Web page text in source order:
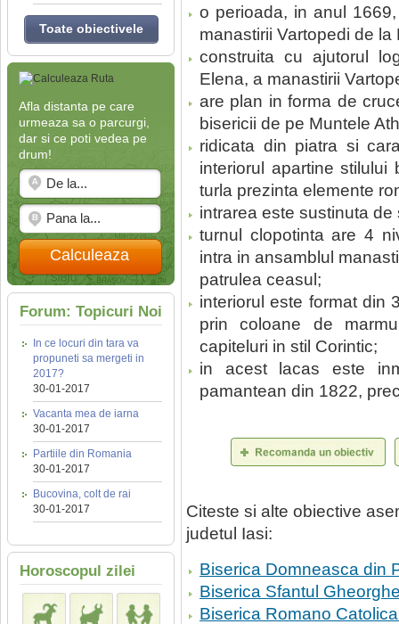
Toate obiectivele
Afla distanta pe care
urmeaza sa o parcurgi,
dar si ce poti vedea pe
drum!
Calculeaza
Forum: Topicuri Noi
In ce locuri din tara va
propuneti sa mergeti in
2017?
30-01-2017
Vacanta mea de iarna
30-01-2017
Partiile din Romania
30-01-2017
Bucovina, colt de rai
30-01-2017
Horoscopul zilei
o perioada, in anul
manastirii Vartopedi de la
construita cu ajutorul
Elena, a manastirii
are plan in forma de
bisericii de pe Muntele
ridicata din piatra si
interiorul apartine
turla prezinta elemente
intrarea este sustinuta
turnul clopotinta are 4
intra in ansamblul
patrulea ceasul;
interiorul este format din
prin coloane de
capiteluri in stil Corintic;
in acest lacas este
pamantean din 1822,
Citeste si alte obiective
judetul Iasi:
Biserica Domneasca din
Biserica Sfantul
Biserica Romano